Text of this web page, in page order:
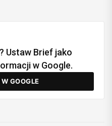
Ustaw Brief jako
w Google.
GOOGLE